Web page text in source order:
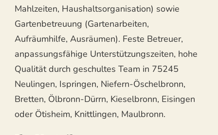
Mahlzeiten, Haushaltsorganisation) sowie
Gartenbetreuung (Gartenarbeiten,
Aufräumhilfe, Ausräumen). Feste Betreuer,
anpassungsfähige Unterstützungszeiten, hohe
Qualität durch geschultes Team in 75245
Neulingen, Ispringen, Niefern-Öschelbronn,
Bretten, Ölbronn-Dürrn, Kieselbronn, Eisingen
oder Ötisheim, Knittlingen, Maulbronn.